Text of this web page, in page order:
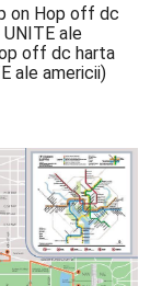
on Hop off dc
ale
off dc harta
ale americii)